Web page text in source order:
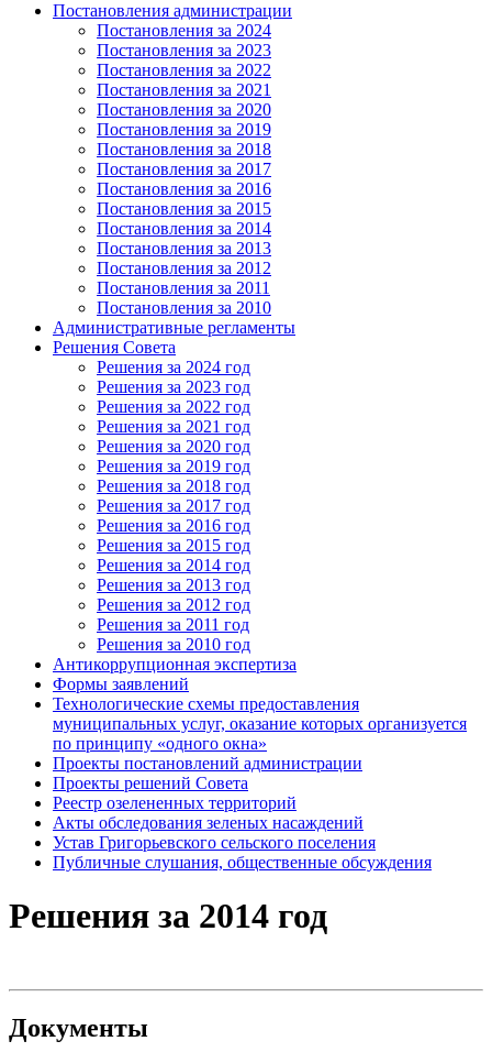
Постановления администрации
Постановления за 2024
Постановления за 2023
Постановления за 2022
Постановления за 2021
Постановления за 2020
Постановления за 2019
Постановления за 2018
Постановления за 2017
Постановления за 2016
Постановления за 2015
Постановления за 2014
Постановления за 2013
Постановления за 2012
Постановления за 2011
Постановления за 2010
Административные регламенты
Решения Совета
Решения за 2024 год
Решения за 2023 год
Решения за 2022 год
Решения за 2021 год
Решения за 2020 год
Решения за 2019 год
Решения за 2018 год
Решения за 2017 год
Решения за 2016 год
Решения за 2015 год
Решения за 2014 год
Решения за 2013 год
Решения за 2012 год
Решения за 2011 год
Решения за 2010 год
Антикоррупционная экспертиза
Формы заявлений
Технологические схемы предоставления
муниципальных услуг, оказание которых организуется
по принципу «одного окна»
Проекты постановлений администрации
Проекты решений Совета
Реестр озелененных территорий
Акты обследования зеленых насаждений
Устав Григорьевского сельского поселения
Публичные слушания, общественные обсуждения
Решения за 2014 год
Документы